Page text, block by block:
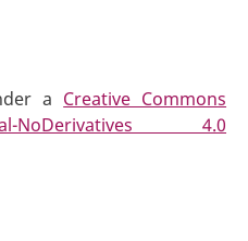
a Creative Commons
NoDerivatives 4.0